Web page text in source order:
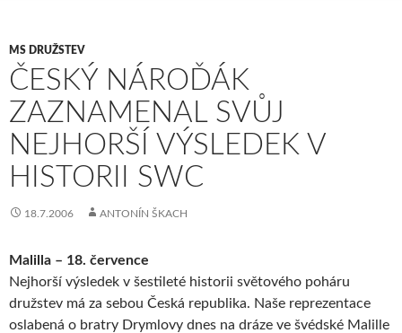
MS DRUŽSTEV
ČESKÝ NÁROĎÁK
ZAZNAMENAL SVŮJ
NEJHORŠÍ VÝSLEDEK V
HISTORII SWC
18.7.2006 ANTONÍN ŠKACH
Malilla – 18. července
Nejhorší výsledek v šestileté historii světového poháru
družstev má za sebou Česká republika. Naše reprezentace
oslabená o bratry Drymlovy dnes na dráze ve švédské Malille